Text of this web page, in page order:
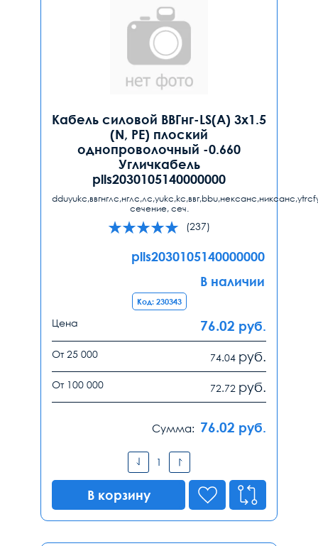
Кабель силовой ВВГнг-LS(А) 3х1.5
(N, PE) плоский
однопроволочный -0.660
Угличкабель
plls2030105140000000
сечение, сеч.
(237)
plls2030105140000000
В наличии
Код: 230343
Цена 76.02 руб.
От 25 000 74.04 руб.
От 100 000 72.72 руб.
Сумма: 76.02 руб.
В корзину